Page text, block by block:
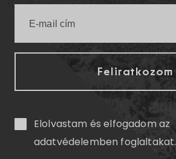
Elolvastam és elfogadom az
adatvédelemben foglaltakat.